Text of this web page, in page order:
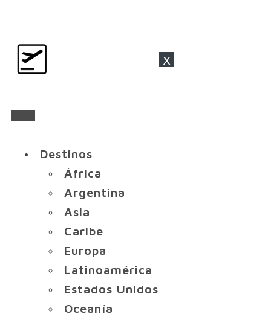
x
Destinos
África
Argentina
Asia
Caribe
Europa
Latinoamérica
Estados Unidos
Oceanía